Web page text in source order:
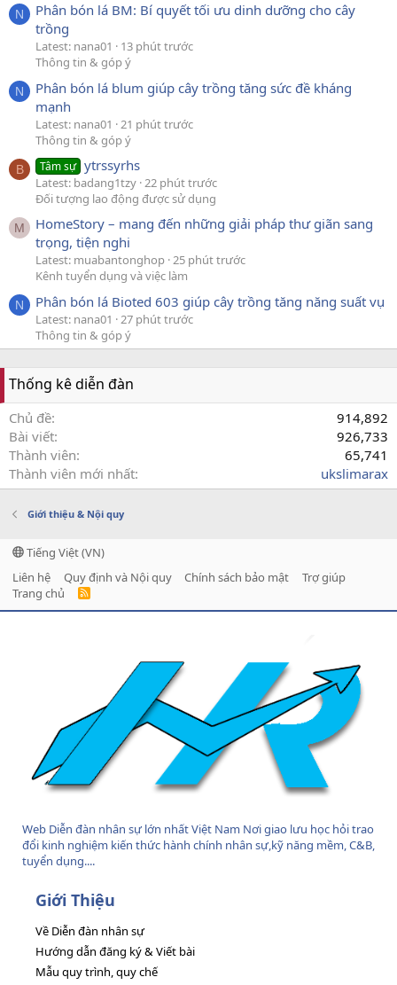
N
Phân bón lá BM: Bí quyết tối ưu dinh dưỡng cho cây
trồng
Latest: nana01
13 phút trước
Thông tin & góp ý
N
Phân bón lá blum giúp cây trồng tăng sức đề kháng
mạnh
Latest: nana01
21 phút trước
Thông tin & góp ý
B Tâm sự ytrssyrhs
Latest: badang1tzy 22 phút trước
Đối tượng lao động được sử dụng
M
HomeStory – mang đến những giải pháp thư giãn sang
trọng, tiện nghi
Latest: muabantonghop 25 phút trước
Kênh tuyển dụng và việc làm
N Phân bón lá Bioted 603 giúp cây trồng tăng năng suất vụ
Latest: nana01
27 phút trước
Thông tin & góp ý
Thống kê diễn đàn
Chủ đề
914,892
Bài viết
926,733
Thành viên
65,741
Thành viên mới nhất
ukslimarax
Giới thiệu & Nội quy
Tiếng Việt (VN)
Liên hệ
Quy định và Nội quy Chính sách bảo mật
Trợ giúp
Trang chủ
R
Web Diễn đàn nhân sự lớn nhất Việt Nam Nơi giao lưu học hỏi trao
đổi kinh nghiệm kiến thức hành chính nhân sự,kỹ năng mềm, C&B,
tuyển dụng....
Giới Thiệu
Về Diễn đàn nhân sự
Hướng dẫn đăng ký & Viết bài
Mẫu quy trình, quy chế